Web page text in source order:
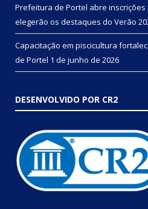
Prefeitura de Portel abre
elegerão os destaques do Verão
Capacitação em piscicultura
de Portel 1 de junho de 2026
DESENVOLVIDO POR CR2